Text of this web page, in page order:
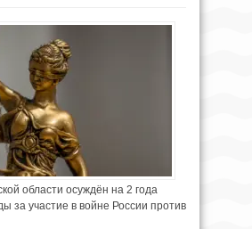
области осуждён на 2 года
за участие в войне России против